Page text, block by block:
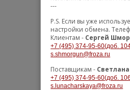
---
P.S. Если вы уже
настройки обмена.
Клиентам - Сергей
+7 (495) 374-95-60(доб.
s.shmorgun@froza.ru
Поставщикам -
+7 (495) 374-95-60(доб.
s.lunacharskaya@froza.ru